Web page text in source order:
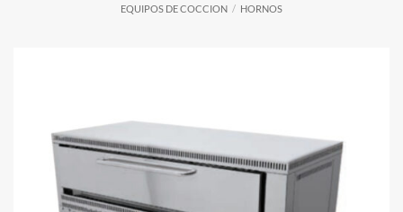
EQUIPOS DE COCCION / HORNOS